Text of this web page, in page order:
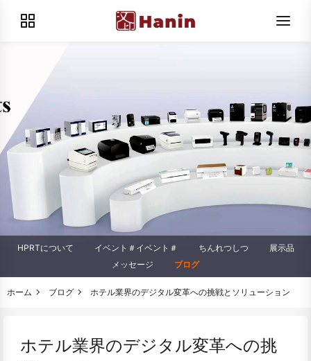
HPRTについて イベント＃イベント＃ ちんれつしつ
展示品
メッセージ
ブログ
ホーム ブログ ホテル業界のデジタル変革への挑戦とソリューション
ホテル業界のデジタル変革への挑